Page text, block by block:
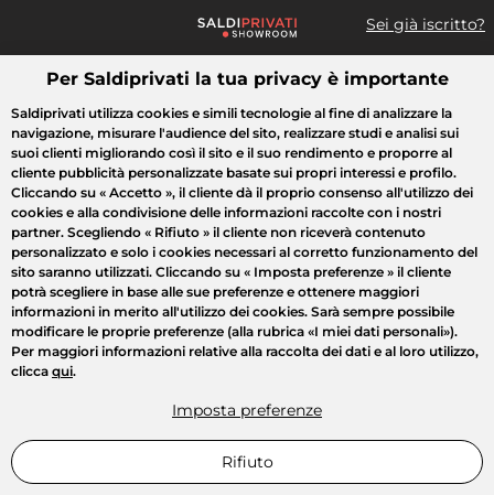
Sei già iscritto?
Cosa cerchi?
Tutte le vendite Moda Casa Bellezza Elettrodomestici
Per Saldiprivati la tua privacy è importante
Saldiprivati utilizza cookies e simili tecnologie al fine di analizzare la
navigazione, misurare l'audience del sito, realizzare studi e analisi sui
suoi clienti migliorando così il sito e il suo rendimento e proporre al
cliente pubblicità personalizzate basate sui propri interessi e profilo.
Cliccando su « Accetto », il cliente dà il proprio consenso all'utilizzo dei
cookies e alla condivisione delle informazioni raccolte con i nostri
partner. Scegliendo « Rifiuto » il cliente non riceverà contenuto
personalizzato e solo i cookies necessari al corretto funzionamento del
sito saranno utilizzati. Cliccando su « Imposta preferenze » il cliente
potrà scegliere in base alle sue preferenze e ottenere maggiori
informazioni in merito all'utilizzo dei cookies. Sarà sempre possibile
modificare le proprie preferenze (alla rubrica «I miei dati personali»).
Per maggiori informazioni relative alla raccolta dei dati e al loro utilizzo,
clicca qui.
Imposta preferenze
Rifiuto